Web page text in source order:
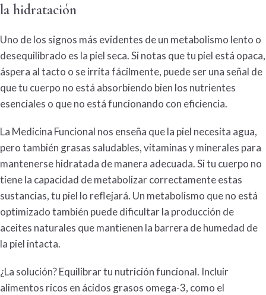
la hidratación
Uno de los signos más evidentes de un metabolismo lento o
desequilibrado es la piel seca. Si notas que tu piel está opaca,
áspera al tacto o se irrita fácilmente, puede ser una señal de
que tu cuerpo no está absorbiendo bien los nutrientes
esenciales o que no está funcionando con eficiencia.
La Medicina Funcional nos enseña que la piel necesita agua,
pero también grasas saludables,vitaminas y minerales para
mantenerse hidratada de manera adecuada. Si tu cuerpo no
tiene la capacidad de metabolizar correctamente estas
sustancias, tu piel lo reflejará. Un metabolismo que no está
optimizado también puede dificultar la producción de
aceites naturales que mantienen la barrera de humedad de
la piel intacta.
¿La solución? Equilibrar tu nutrición funcional. Incluir
alimentos ricos en ácidos grasos omega-3, como el